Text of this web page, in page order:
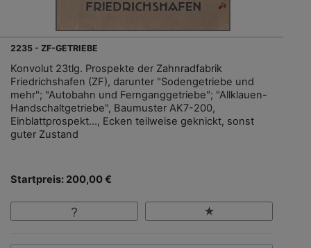
2235 - ZF-GETRIEBE
Konvolut 23tlg. Prospekte der Zahnradfabrik
Friedrichshafen (ZF), darunter "Sodengetriebe und
mehr"; "Autobahn und Fernganggetriebe"; "Allklauen-
Handschaltgetriebe", Baumuster AK7-200,
Einblattprospekt..., Ecken teilweise geknickt, sonst
guter Zustand
Startpreis: 200,00 €